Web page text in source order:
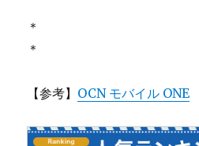
＊
＊
【参考】 OCN モバイル ONE